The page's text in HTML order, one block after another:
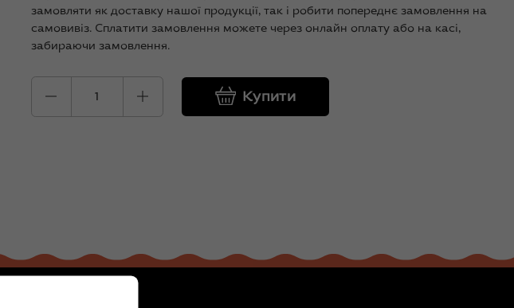
замовляти як доставку нашої продукції, так і робити попереднє замовлення на
самовивіз. Сплатити замовлення можете через онлайн оплату або на касі,
забираючи замовлення.
Купити